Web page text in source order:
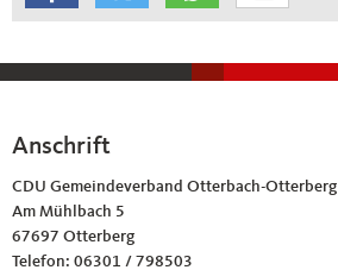
Fußbereich
Anschrift
CDU Gemeindeverband Otterbach-Otterberg
Am Mühlbach 5
67697 Otterberg
Telefon: 06301 / 798503